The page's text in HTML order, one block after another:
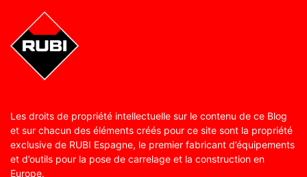
Les droits de propriété intellectuelle sur le contenu de ce Blog
et sur chacun des éléments créés pour ce site sont la propriété
exclusive de RUBI Espagne, le premier fabricant d’équipements
et d’outils pour la pose de carrelage et la construction en
Europe.